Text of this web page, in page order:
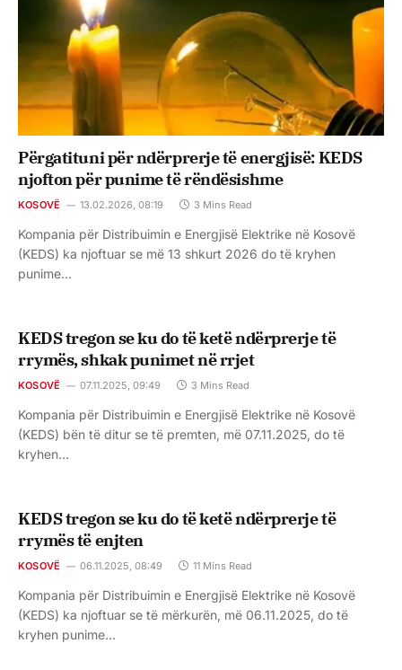
Përgatituni për ndërprerje të energjisë: KEDS
njofton për punime të rëndësishme
KOSOVË 13.02.2026, 08:19 3 Mins Read
Kompania për Distribuimin e Energjisë Elektrike në Kosovë
(KEDS) ka njoftuar se më 13 shkurt 2026 do të kryhen
punime…
KEDS tregon se ku do të ketë ndërprerje të
rrymës, shkak punimet në rrjet
KOSOVË 07.11.2025, 09:49 3 Mins Read
Kompania për Distribuimin e Energjisë Elektrike në Kosovë
(KEDS) bën të ditur se të premten, më 07.11.2025, do të
kryhen…
KEDS tregon se ku do të ketë ndërprerje të
rrymës të enjten
KOSOVË 06.11.2025, 08:49 11 Mins Read
Kompania për Distribuimin e Energjisë Elektrike në Kosovë
(KEDS) ka njoftuar se të mërkurën, më 06.11.2025, do të
kryhen punime…